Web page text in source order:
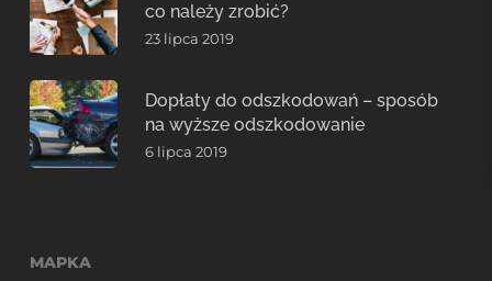
co należy zrobić?
23 lipca 2019
Dopłaty do odszkodowań – sposób
na wyższe odszkodowanie
6 lipca 2019
MAPKA